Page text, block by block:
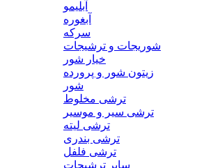
آبلیمو
آبغوره
سرکه
شوریجات و ترشیجات
خیار شور
زیتون شور و پرورده
شور
ترشی مخلوط
ترشی سیر و موسیر
ترشی لیته
ترشی بندری
ترشی فلفل
سایر ترشیجات